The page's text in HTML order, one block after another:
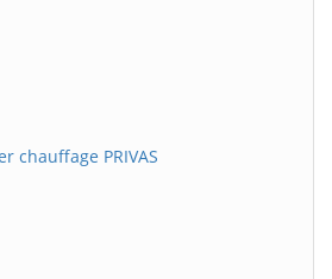
chauffage PRIVAS